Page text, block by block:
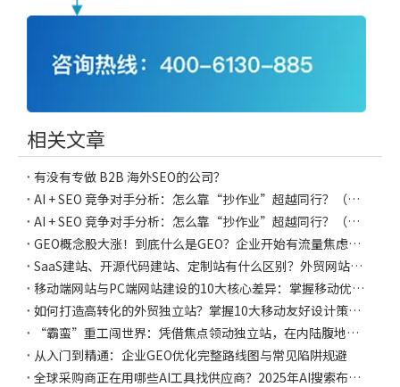
相关文章
有没有专做 B2B 海外SEO的公司？
AI + SEO 竞争对手分析：怎么靠“抄作业”超越同行？（下） 还有一个隐藏宝藏功能
AI + SEO 竞争对手分析：怎么靠“抄作业”超越同行？（上）
GEO概念股大涨！到底什么是GEO？企业开始有流量焦虑了？
SaaS建站、开源代码建站、定制站有什么区别？外贸网站建设全指南
移动端网站与PC端网站建设的10大核心差异：掌握移动优先策略，助力独立站推广
如何打造高转化的外贸独立站？掌握10大移动友好设计策略，实现搜索排名飞跃
“霸蛮”重工闯世界：凭借焦点领动独立站，在内陆腹地建造起一座“数字码头”
从入门到精通：企业GEO优化完整路线图与常见陷阱规避
全球采购商正在用哪些AI工具找供应商？2025年AI搜索布局指南